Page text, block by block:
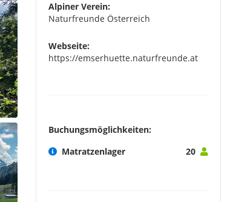
Alpiner Verein:
Naturfreunde Österreich
Webseite:
https://emserhuette.naturfreunde.at
Buchungsmöglichkeiten:
Matratzenlager
20